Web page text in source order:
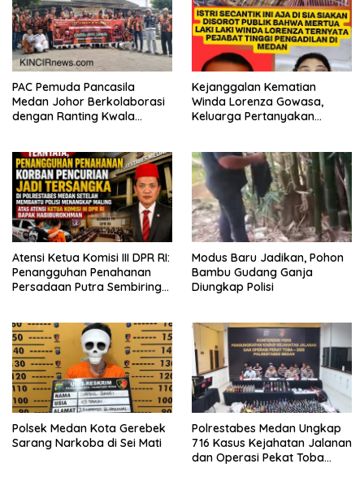
PAC Pemuda Pancasila
Medan Johor Berkolaborasi
dengan Ranting Kwala
Jemaah dan Pengguna Jalan
Kejanggalan Kematian
Winda Lorenza Gowasa,
Keluarga Pertanyakan
Atensi Ketua Komisi III DPR RI:
Penangguhan Penahanan
Persadaan Putra Sembiring
Modus Baru Jadikan, Pohon
Bambu Gudang Ganja
Diungkap Polisi
Polsek Medan Kota Gerebek
Sarang Narkoba di Sei Mati
Polrestabes Medan Ungkap
716 Kasus Kejahatan Jalanan
dan Operasi Pekat Toba